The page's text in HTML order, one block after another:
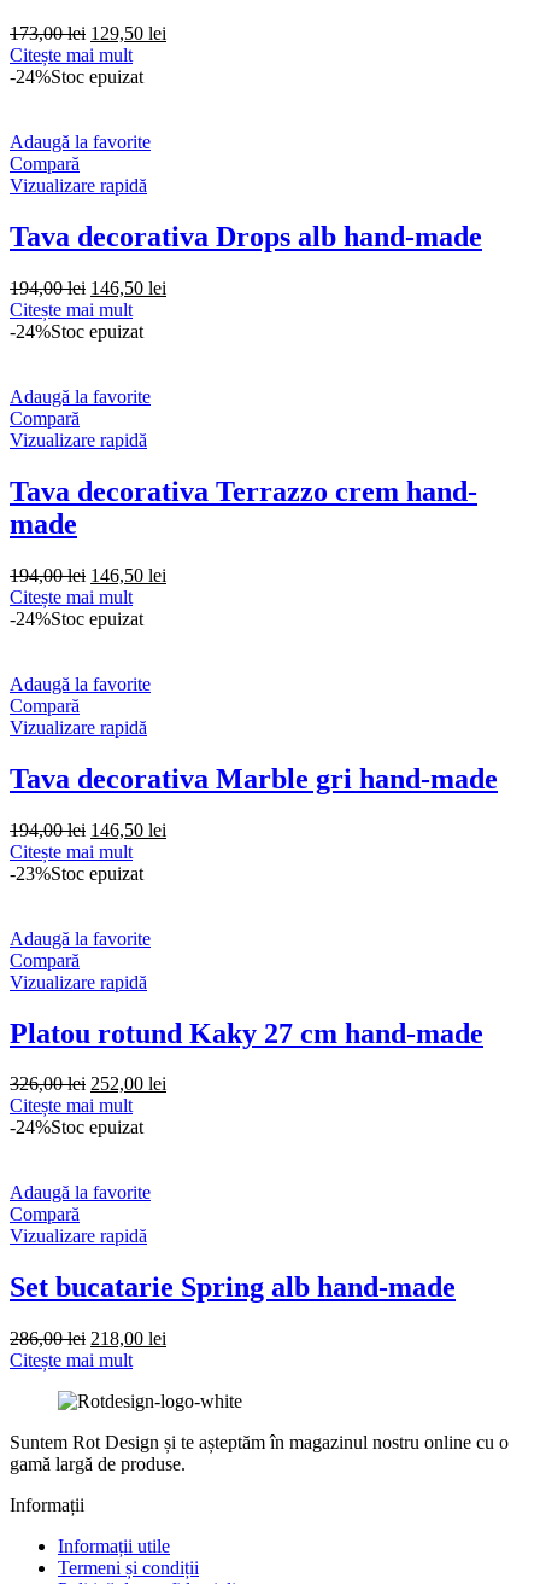
173,00lei Prețul
inițial
a
129,50 lei
Citește mai mult
-24%Stoc epuizat
Adaugă la favorite
Compară
Vizualizare rapidă
Tava decorativa Drops alb hand-made
194,00lei Prețul
inițial
a
146,50 lei
Citește mai mult
-24%Stoc epuizat
Adaugă la favorite
Compară
Vizualizare rapidă
Tava decorativa Terrazzo crem hand-
made
194,00lei Prețul
inițial
a
146,50 lei
Citește mai mult
-24%Stoc epuizat
Adaugă la favorite
Compară
Vizualizare rapidă
Tava decorativa Marble gri hand-made
194,00lei Prețul
inițial
a
146,50 lei
Citește mai mult
-23%Stoc epuizat
Adaugă la favorite
Compară
Vizualizare rapidă
Platou rotund Kaky 27 cm hand-made
326,00lei Prețul
inițial
a
252,00 lei
Citește mai mult
-24%Stoc epuizat
Adaugă la favorite
Compară
Vizualizare rapidă
Set bucatarie Spring alb hand-made
286,00lei Prețul
inițial
fost:
218,00 lei
218,00 lei.
Citește mai mult
Suntem Rot Design și te așteptăm în magazinul nostru online cu o
gamă largă de produse.
Informații
Informații utile
Termeni și condiții